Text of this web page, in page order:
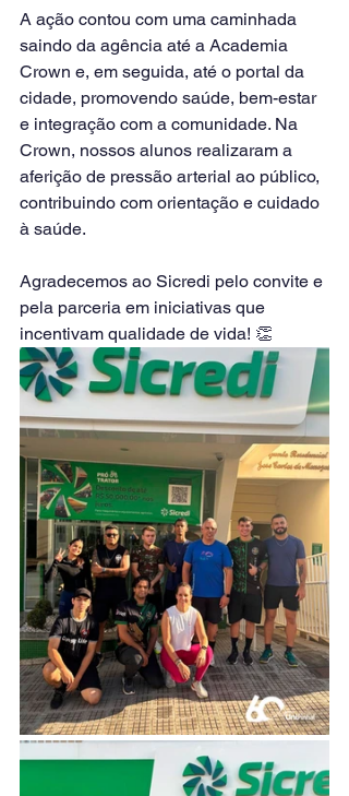
A ação contou com uma caminhada
saindo da agência até a Academia
Crown e, em seguida, até o portal da
cidade, promovendo saúde, bem-estar
e integração com a comunidade. Na
Crown, nossos alunos realizaram a
aferição de pressão arterial ao público,
contribuindo com orientação e cuidado
à saúde.
Agradecemos ao Sicredi pelo convite e
pela parceria em iniciativas que
incentivam qualidade de vida! 👏